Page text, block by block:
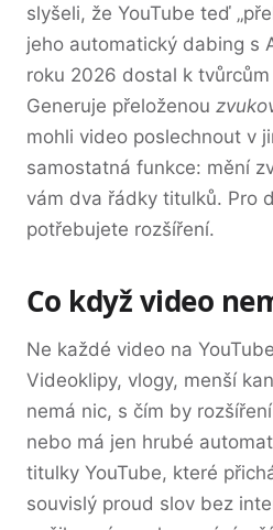
slyšeli, že YouTube teď
jeho automatický dabing s
roku 2026 dostal k
Generuje přeloženou
mohli video poslechnout v
samostatná funkce: mění
vám dva řádky titulků. Pro
potřebujete rozšíření.
Co když video
Ne každé video na
Videoklipy, vlogy, menší
nemá nic, s čím by
nebo má jen hrubé
titulky YouTube, které
souvislý proud slov bez